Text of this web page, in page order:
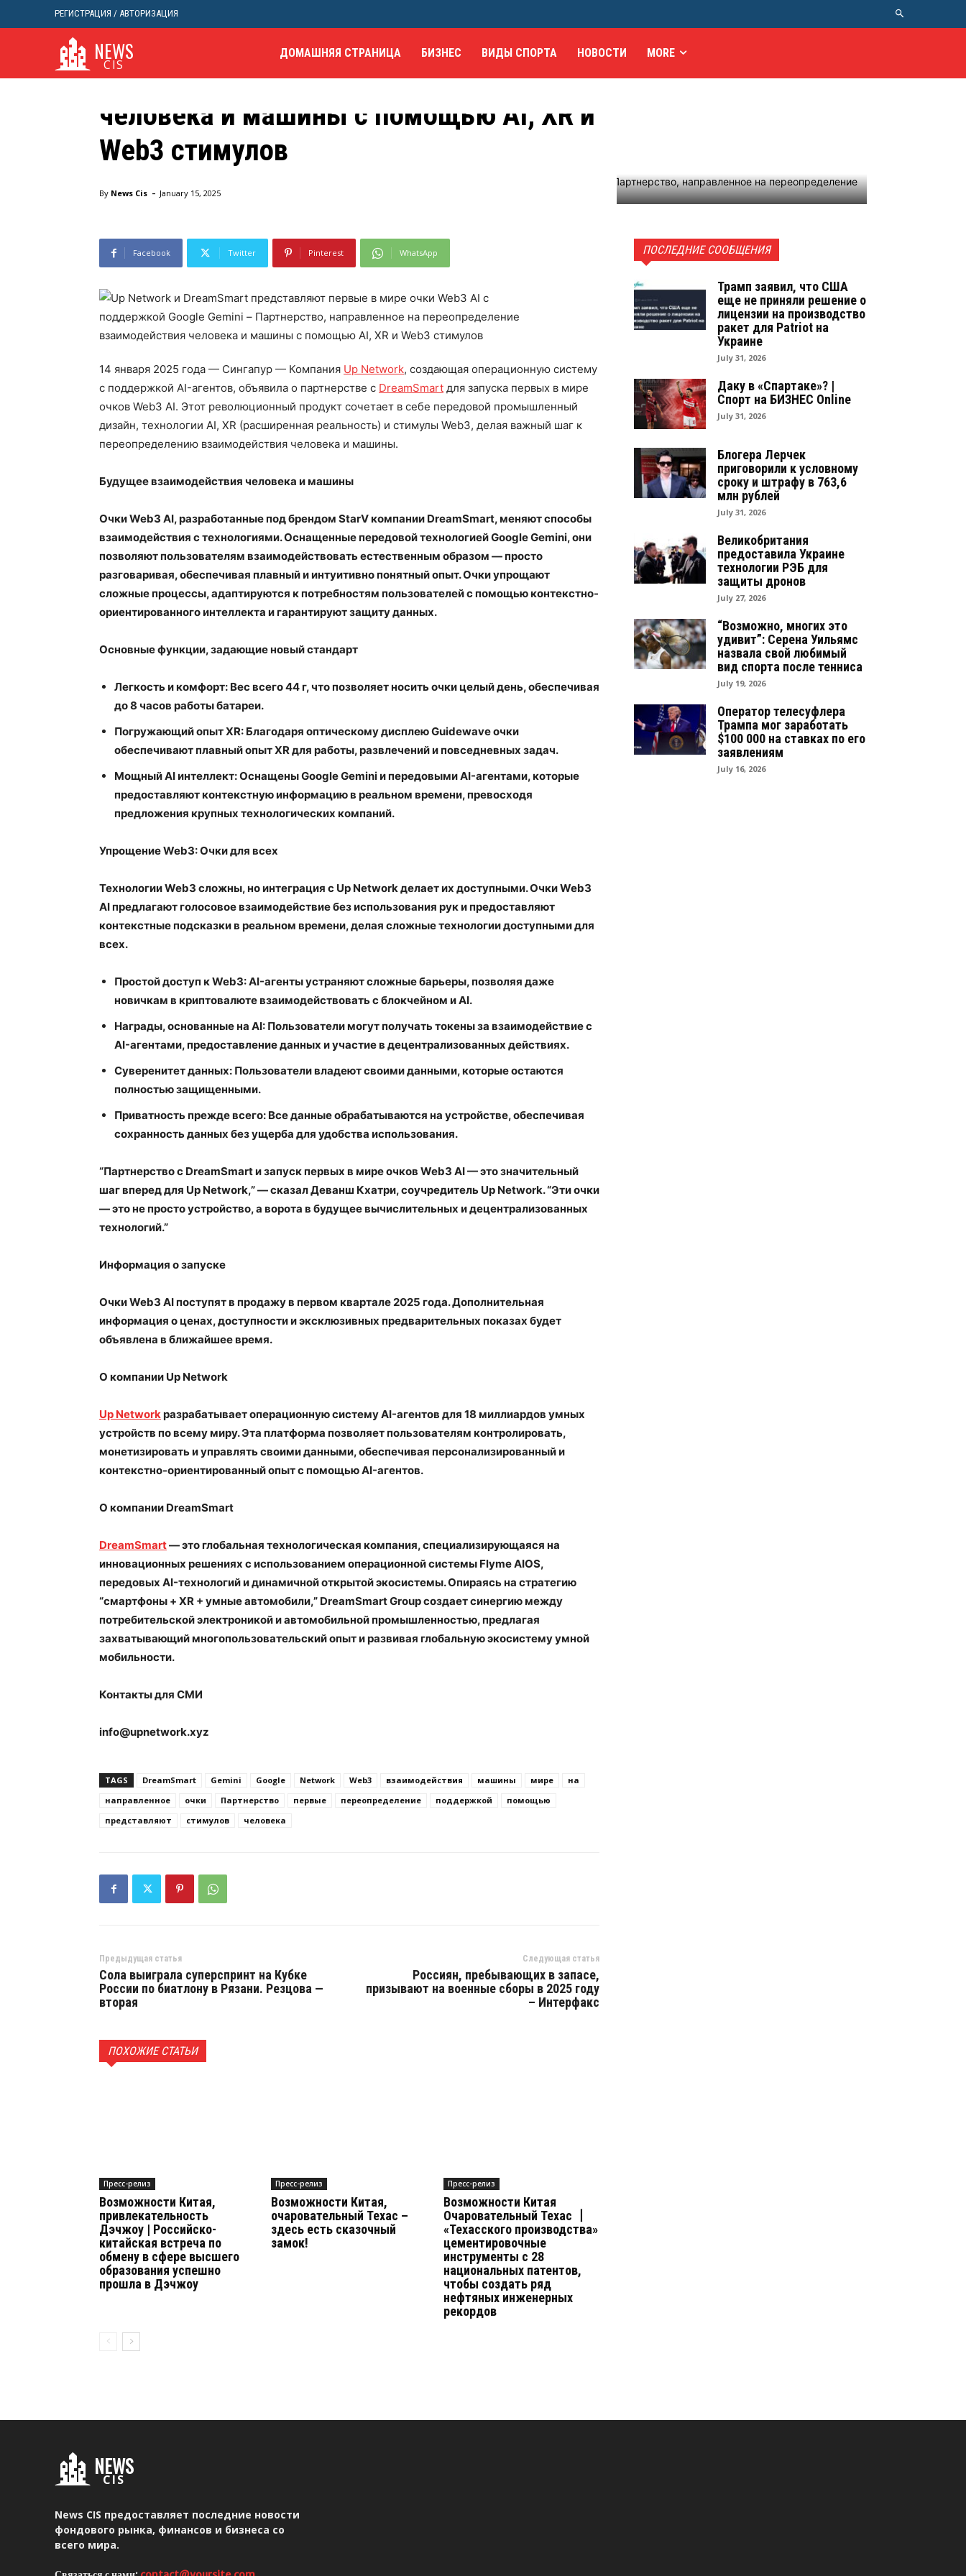
РЕГИСТРАЦИЯ / АВТОРИЗАЦИЯ
NEWS
CIS
ДОМАШНЯЯ СТРАНИЦА БИЗНЕС ВИДЫ СПОРТА НОВОСТИ MORE
Домой Пресс-релиз Up Network и DreamSmart представляют первые в мире очки Web3 AI с...
поддержкой Google Gemini –
Партнерство, направленное на
переопределение взаимодействия
человека и машины с помощью AI, XR и
Web3 стимулов
By News Cis - January 15, 2025
Facebook Twitter Pinterest WhatsApp
14 января 2025 года — Сингапур — Компания Up Network, создающая операционную систему
с поддержкой AI-агентов, объявила о партнерстве с DreamSmart для запуска первых в мире
очков Web3 AI. Этот революционный продукт сочетает в себе передовой промышленный
дизайн, технологии AI, XR (расширенная реальность) и стимулы Web3, делая важный шаг к
переопределению взаимодействия человека и машины.
Будущее взаимодействия человека и машины
Очки Web3 AI, разработанные под брендом StarV компании DreamSmart, меняют способы
взаимодействия с технологиями. Оснащенные передовой технологией Google Gemini, они
позволяют пользователям взаимодействовать естественным образом — просто
разговаривая, обеспечивая плавный и интуитивно понятный опыт. Очки упрощают
сложные процессы, адаптируются к потребностям пользователей с помощью контекстно-
ориентированного интеллекта и гарантируют защиту данных.
Основные функции, задающие новый стандарт
Легкость и комфорт: Вес всего 44 г, что позволяет носить очки целый день, обеспечивая
до 8 часов работы батареи.
Погружающий опыт XR: Благодаря оптическому дисплею Guidewave очки
обеспечивают плавный опыт XR для работы, развлечений и повседневных задач.
Мощный AI интеллект: Оснащены Google Gemini и передовыми AI-агентами, которые
предоставляют контекстную информацию в реальном времени, превосходя
предложения крупных технологических компаний.
Упрощение Web3: Очки для всех
Технологии Web3 сложны, но интеграция с Up Network делает их доступными. Очки Web3
AI предлагают голосовое взаимодействие без использования рук и предоставляют
контекстные подсказки в реальном времени, делая сложные технологии доступными для
всех.
Простой доступ к Web3: AI-агенты устраняют сложные барьеры, позволяя даже
новичкам в криптовалюте взаимодействовать с блокчейном и AI.
Награды, основанные на AI: Пользователи могут получать токены за взаимодействие с
AI-агентами, предоставление данных и участие в децентрализованных действиях.
Суверенитет данных: Пользователи владеют своими данными, которые остаются
полностью защищенными.
Приватность прежде всего: Все данные обрабатываются на устройстве, обеспечивая
сохранность данных без ущерба для удобства использования.
“Партнерство с DreamSmart и запуск первых в мире очков Web3 AI — это значительный
шаг вперед для Up Network,” — сказал Деванш Кхатри, соучредитель Up Network. “Эти очки
— это не просто устройство, а ворота в будущее вычислительных и децентрализованных
технологий.”
Информация о запуске
Очки Web3 AI поступят в продажу в первом квартале 2025 года. Дополнительная
информация о ценах, доступности и эксклюзивных предварительных показах будет
объявлена в ближайшее время.
О компании Up Network
Up Networkразрабатывает операционную систему AI-агентов для 18 миллиардов умных
устройств по всему миру. Эта платформа позволяет пользователям контролировать,
монетизировать и управлять своими данными, обеспечивая персонализированный и
контекстно-ориентированный опыт с помощью AI-агентов.
О компании DreamSmart
DreamSmart— это глобальная технологическая компания, специализирующаяся на
инновационных решениях с использованием операционной системы Flyme AIOS,
передовых AI-технологий и динамичной открытой экосистемы. Опираясь на стратегию
“смартфоны + XR + умные автомобили,” DreamSmart Group создает синергию между
потребительской электроникой и автомобильной промышленностью, предлагая
захватывающий многопользовательский опыт и развивая глобальную экосистему умной
мобильности.
Контакты для СМИ
info@upnetwork.xyz
TAGS DreamSmart Gemini Google Network Web3 взаимодействия машины мире
на
направленное
очки Партнерство первые переопределение поддержкой
помощью
представляют
стимулов человека
Предыдущая статья
Сола выиграла суперспринт на Кубке
России по биатлону в Рязани. Резцова —
вторая
Следующая статья
Россиян, пребывающих в запасе,
призывают на военные сборы в 2025 году
– Интерфакс
ПОХОЖИЕ СТАТЬИ
Пресс-релиз
Возможности Китая,
привлекательность
Дэчжоу | Российско-
китайская встреча по
обмену в сфере высшего
образования успешно
прошла в Дэчжоу
Пресс-релиз
Возможности Китая,
очаровательный Техас –
здесь есть сказочный
замок!
Пресс-релиз
Возможности Китая
Очаровательный Техас 丨
«Техасского производства»
цементировочные
инструменты с 28
национальных патентов,
чтобы создать ряд
нефтяных инженерных
рекордов
ПОСЛЕДНИЕ СООБЩЕНИЯ
Трамп заявил, что США
еще не приняли решение о
лицензии на производство
ракет для Patriot на
Украине
July 31, 2026
Даку в «Спартаке»? |
Спорт на БИЗНЕС Online
July 31, 2026
Блогера Лерчек
приговорили к условному
сроку и штрафу в 763,6
млн рублей
July 31, 2026
Великобритания
предоставила Украине
технологии РЭБ для
защиты дронов
July 27, 2026
“Возможно, многих это
удивит”: Серена Уильямс
назвала свой любимый
вид спорта после тенниса
July 19, 2026
Оператор телесуфлера
Трампа мог заработать
$100 000 на ставках по его
заявлениям
July 16, 2026
NEWS
CIS
News CIS предоставляет последние новости
фондового рынка, финансов и бизнеса со
всего мира.